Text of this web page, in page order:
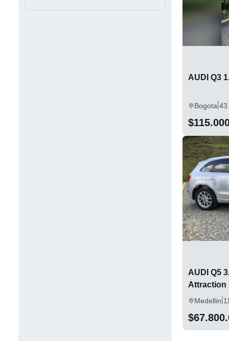
AUDI Q3
Bogota|
AUDI Q5
Attraction
Medellin|